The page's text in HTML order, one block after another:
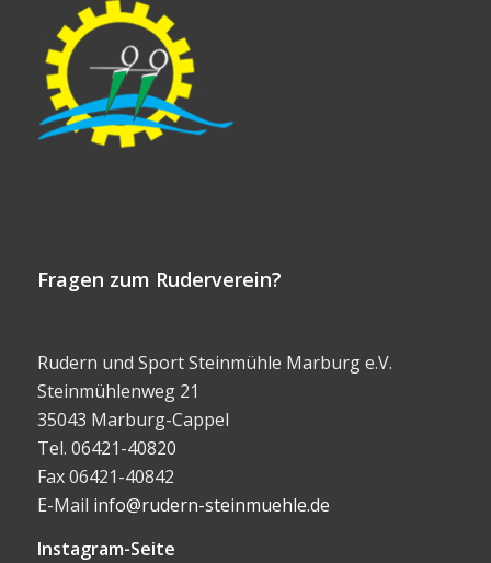
Fragen zum Ruderverein?
Rudern und Sport Steinmühle Marburg e.V.
Steinmühlenweg 21
35043 Marburg-Cappel
Tel. 06421-40820
Fax 06421-40842
E-Mail info@rudern-steinmuehle.de
Instagram-Seite